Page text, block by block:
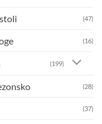
(47)
(16)
(199)
(28)
(37)